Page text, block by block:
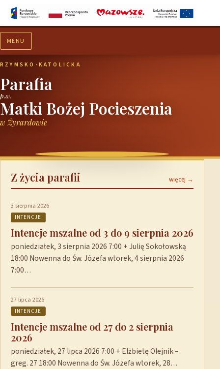
MENU
RZYMSKO-KATOLICKA
Parafia
p.w.
Matki Bożej Pocieszenia
w Żyrardowie
Z życia parafii więcej →
3 sierpnia 2026
INTENCJE
Intencje mszalne od 3 do 9 sierpnia 2026
poniedziałek, 3 sierpnia 2026 7:00 + Julię Sokołowską
18:00 Nowenna do Św. Józefa wtorek, 4 sierpnia 2026
7:00…
27 lipca 2026
INTENCJE
Intencje mszalne od 27 do 2 sierpnia
2026
poniedziałek, 27 lipca 2026 7:00 + Elżbietę Olejnik –
greg. 27 18:00 Nowenna do Św. Józefa wtorek, 28…